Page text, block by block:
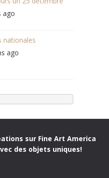
ago
nationales
ago
sur Fine Art America
des objets uniques!